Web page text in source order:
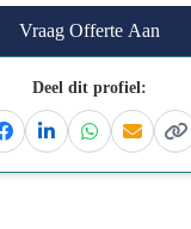
Vraag Offerte Aan
Deel dit profiel:
FacebookLinkedinWhatsapp
Email